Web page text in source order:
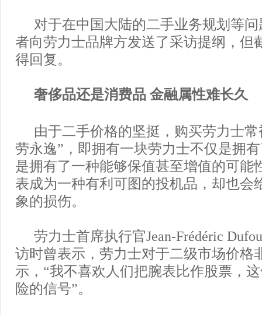
对于在中国大陆的二手业务规划等
者向劳力士品牌方发送了采访提纲，但
得回复。
奢侈品还是消费品 金融属性难长久
由于二手价格的坚挺，购买劳力士
劳永逸”，即拥有一块劳力士不仅是拥
是拥有了一种能够保值甚至增值的可能
表成为一种有利可图的投机品，却也会
象的损伤。
劳力士首席执行官Jean-Frédéric
访时曾表示，劳力士对于二级市场价格
示，“我不喜欢人们把腕表比作股票，
险的信号”。